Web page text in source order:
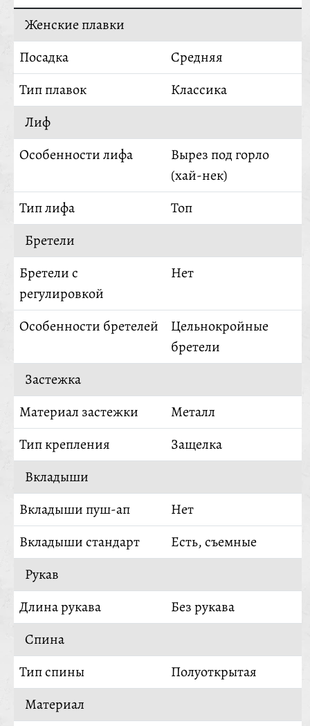
Женские плавки
Посадка
Средняя
Тип плавок
Классика
Лиф
Особенности лифа
Вырез под горло
(хай-нек)
Тип лифа
Топ
Бретели
Бретели с
регулировкой
Нет
Особенности бретелей
Цельнокройные
бретели
Застежка
Материал застежки
Металл
Тип крепления
Защелка
Вкладыши
Вкладыши пуш-ап
Нет
Вкладыши стандарт
Есть, съемные
Рукав
Длина рукава
Без рукава
Спина
Тип спины
Полуоткрытая
Материал